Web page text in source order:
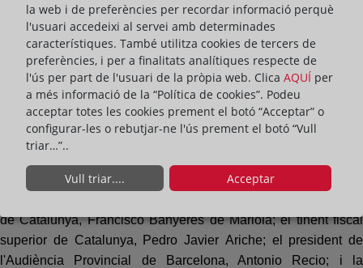
part institucional de l'acte. Durant la seva intervenció, el
conseller va definir la labor dels registradors com una professió
que "fa el bé sense fer soroll", destacant la contribució a la
seguretat jurídica i confiança en les institucions. Va agrair el
treball dels registradors i va valorar la bona relació entre el
Departament de Justícia i Qualitat Democràtica i el Col·legi de
Registradors.
També va assistir el director general d'Habitatge, Jordi Mas, en
de Catalunya, Francisco Banyeres de Mariola; el tinent fiscal
superior de Catalunya, Pedro Javier Ariche; el president de
l'Audiència Provincial de Barcelona, Antonio Recio; i la
la web i de preferències per recordar informació perquè
l'usuari accedeixi al servei amb determinades
característiques. També utilitza cookies de tercers de
preferències, i per a finalitats analítiques respecte de
l'ús per part de l'usuari de la pròpia web. Clica AQUÍ per
a més informació de la “Política de cookies”. Podeu
acceptar totes les cookies prement el botó “Acceptar” o
configurar-les o rebutjar-ne l'ús prement el botó “Vull
triar…”..
Vull triar.... Acceptar